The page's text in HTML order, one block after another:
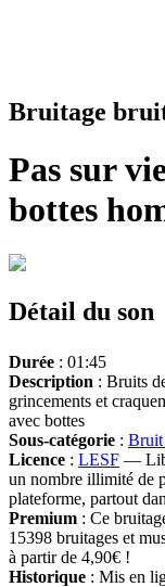
Bruitage
Pas sur
bottes
Détail du son
Durée : 01:45
Description : Bruits
grincements et
avec bottes
Sous-catégorie : Bruit
Licence : LESF —
un nombre illimité de
plateforme, partout
Premium : Ce
15398 bruitages et
à partir de 4,90€ !
Historique : Mis en